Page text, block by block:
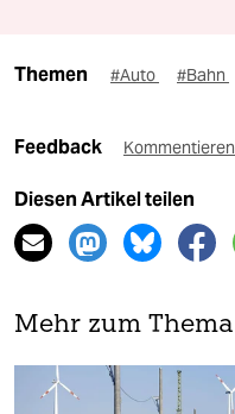
Themen #Auto #Bahn
Feedback Kommentieren
Diesen Artikel teilen
Mehr zum Thema